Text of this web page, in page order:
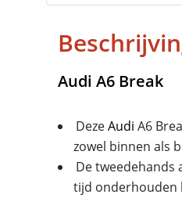
Audi A6 Break
DezeAudi A6
zowel binnen als
De tweedehands
tijd onderhouden